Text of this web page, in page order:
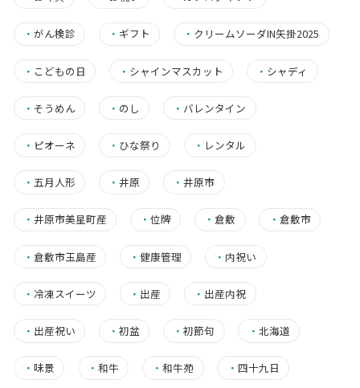
・ がん検診 ・ ギフト ・ クリームソーダIN矢掛2025
・ こどもの日 ・ シャインマスカット ・ シャディ
・ そうめん ・ のし ・ バレンタイン
・ ピオーネ ・ ひな祭り ・ レンタル
・ 五月人形 ・井原 ・井原市
・ 井原市美星町産 ・位牌 ・倉敷 ・ 倉敷市
・ 倉敷市玉島産 ・健康管理 ・ 内祝い
・ 冷凍スイーツ ・ 出産 ・ 出産内祝
・ 出産祝い ・初盆 ・初節句 ・ 北海道
・ 味景 ・和牛 ・和牛苑 ・ 四十九日